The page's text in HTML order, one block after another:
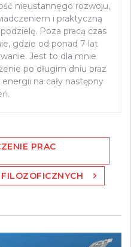
nieustannego rozwoju,
i praktyczną
Poza pracą czas
gdzie od ponad 7 lat
Jest to dla mnie
po długim dniu oraz
na cały następny
PRAC